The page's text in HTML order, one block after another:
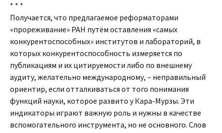
* * *
Получается, что предлагаемое реформаторами
«прореживание» РАН путём оставления «самых
конкурентоспособных» институтов и лабораторий, в
которых конкурентоспособность измеряется по
публикациям и их цитируемости либо по внешнему
аудиту, желательно международному, – неправильный
ориентир, если отталкиваться от того понимания
функций науки, которое развито у Кара-Мурзы. Эти
индикаторы играют важную роль и нужны в качестве
вспомогательного инструмента, но не основного. Слов